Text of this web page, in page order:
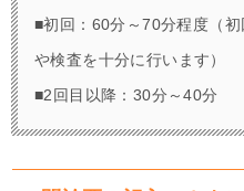
■初回：60分～70分程度（
や検査を十分に行います）
■2回目以降：30分～40分